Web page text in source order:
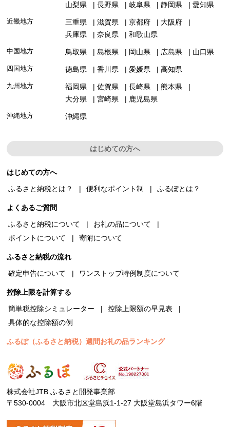
山梨県
長野県 岐阜県 静岡県 愛知県
近畿地方 三重県 滋賀県 京都府
大阪府
兵庫県
奈良県 和歌山県
中国地方 鳥取県 島根県 岡山県 広島県 山口県
四国地方 徳島県 香川県 愛媛県 高知県
九州地方 福岡県 佐賀県 長崎県
熊本県
大分県
宮崎県 鹿児島県
沖縄地方 沖縄県
はじめての方へ
はじめての方へ
ふるさと納税とは？
便利なポイント制 ふるぽとは？
よくあるご質問
ふるさと納税について
お礼の品について
ポイントについて
寄附について
ふるさと納税の流れ
確定申告について
ワンストップ特例制度について
控除上限を計算する
簡単税控除シミュレーター
控除上限額の早見表
具体的な控除額の例
ふるぽ（ふるさと納税）週間お礼の品ランキング
株式会社JTB ふるさと開発事業部
〒530-0004 大阪市北区堂島浜1-1-27 大阪堂島浜タワー6階